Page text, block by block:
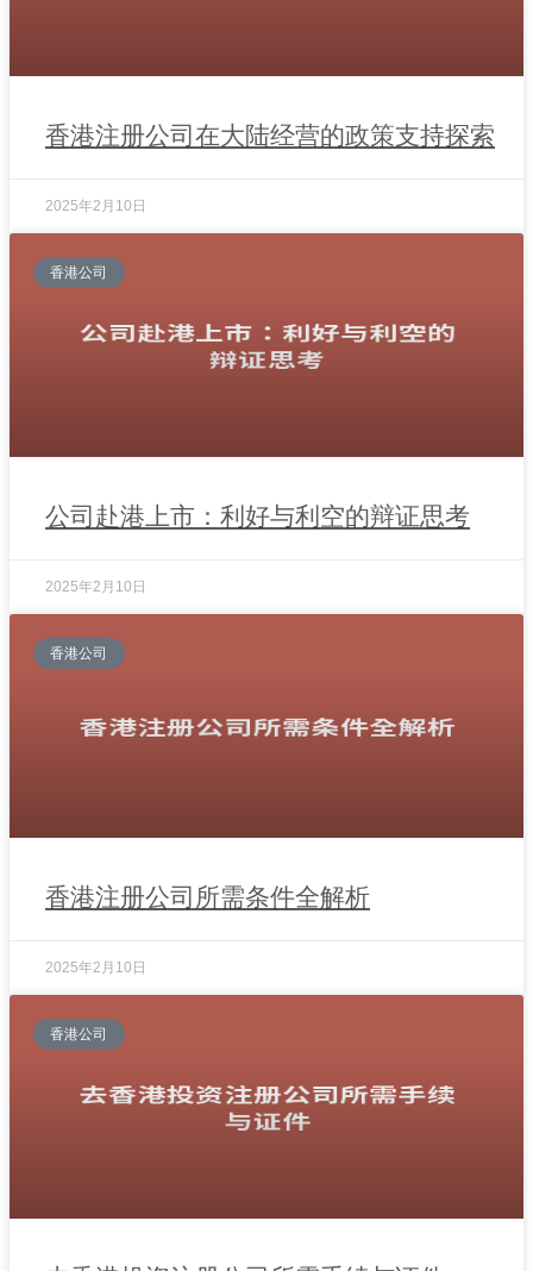
香港注册公司在大陆经营的政策支持探索
2025年2月10日
香港公司
公司赴港上市：利好与利空的辩证思考
2025年2月10日
香港公司
香港注册公司所需条件全解析
2025年2月10日
香港公司